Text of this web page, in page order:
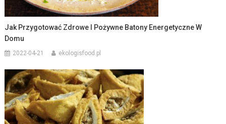
Jak Przygotować Zdrowe I Pożywne Batony Energetyczne W
Domu
2022-04-21 ekologisfood.pl